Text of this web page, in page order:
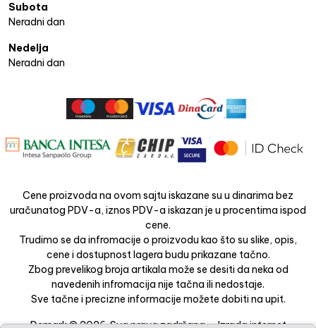
Subota
Neradni dan
Nedelja
Neradni dan
Cene proizvoda na ovom sajtu iskazane su u dinarima bez
uračunatog PDV-a, iznos PDV-a iskazan je u procentima ispod
cene.
Trudimo se da infromacije o proizvodu kao što su slike, opis,
cene i dostupnost lagera budu prikazane tačno.
Zbog prevelikog broja artikala može se desiti da neka od
navedenih infromacija nije tačna ili nedostaje.
Sve tačne i precizne informacije možete dobiti na upit.
Demark © 2026. Sva prava zadržana. -Izrada internet